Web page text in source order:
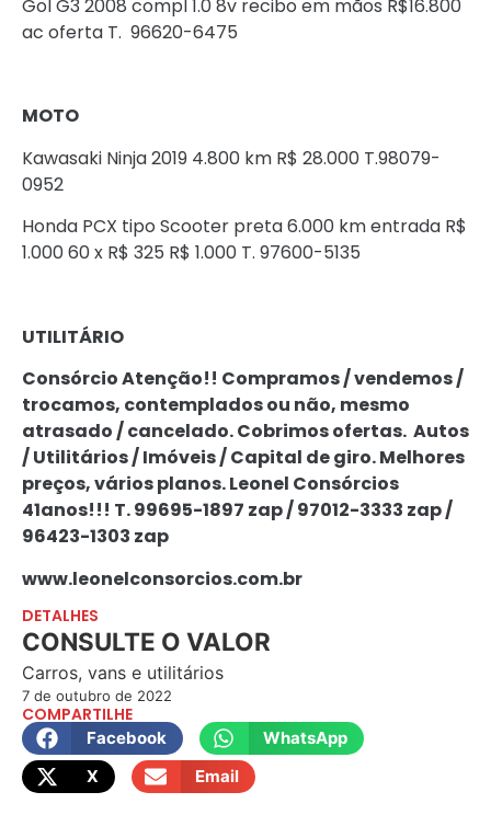
Gol G3 2008 compl 1.0 8v recibo em mãos R$16.800
ac oferta T. 96620-6475
MOTO
Kawasaki Ninja 2019 4.800 km R$ 28.000 T.98079-
0952
Honda PCX tipo Scooter preta 6.000 km entrada R$
1.000 60 x R$ 325 R$ 1.000 T. 97600-5135
UTILITÁRIO
Consórcio Atenção!! Compramos / vendemos /
trocamos, contemplados ou não, mesmo
atrasado / cancelado. Cobrimos ofertas. Autos
/ Utilitários / Imóveis / Capital de giro. Melhores
preços, vários planos. Leonel Consórcios
41anos!!! T. 99695-1897 zap / 97012-3333 zap /
96423-1303 zap
www.leonelconsorcios.com.br
DETALHES
CONSULTE O VALOR
Carros, vans e utilitários
7 de outubro de 2022
COMPARTILHE
Facebook
WhatsApp
X
Email